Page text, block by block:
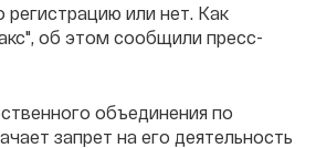
регистрацию или нет. Как
об этом сообщили пресс-
объединения по
запрет на его деятельность